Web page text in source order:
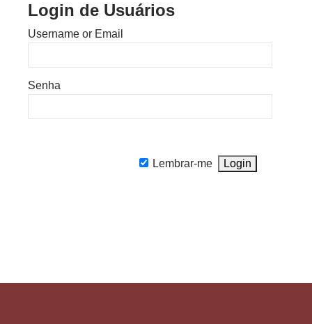
Login de Usuários
Username or Email
Senha
Lembrar-me